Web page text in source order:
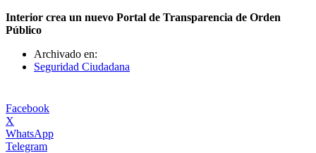
Interior crea un nuevo Portal de Transparencia de Orden
Público
Archivado en:
Seguridad Ciudadana
Facebook
X
WhatsApp
Telegram